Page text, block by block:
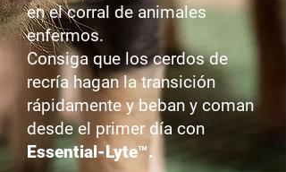
en el corral de animales
enfermos.
Consiga que los cerdos de
recría hagan la transición
rápidamente y beban y coman
desde el primer día con
Essential-Lyte™.